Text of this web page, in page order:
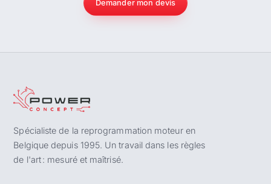
Demander mon devis
Spécialiste de la reprogrammation moteur en
Belgique depuis 1995. Un travail dans les règles
de l'art : mesuré et maîtrisé.